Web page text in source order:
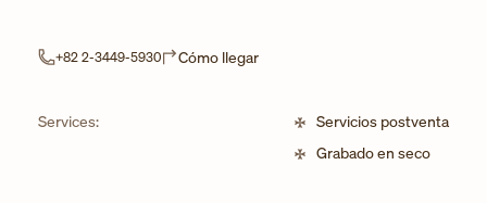
+82 2-3449-5930 Cómo llegarLink Opens in New Tab
Services:
Servicios postventa
Grabado en seco